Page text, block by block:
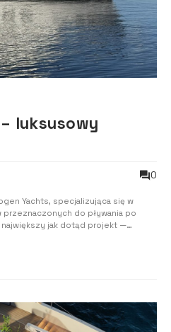
luksusowy
0
Yachts, specjalizująca się w
do pływania po
największy jak dotąd projekt —
Show 2025. Nowy Krogen 60